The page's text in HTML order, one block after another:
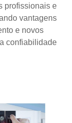
profissionais e
vantagens
e novos
confiabilidade